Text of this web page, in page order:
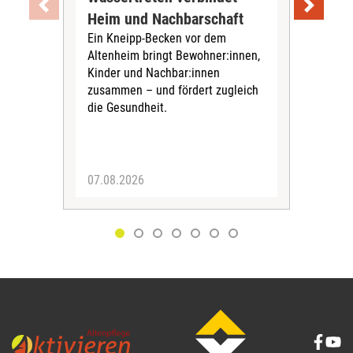
Heim und Nachbarschaft
Ein Kneipp-Becken vor dem
Altenheim bringt Bewohner:innen,
Kinder und Nachbar:innen
zusammen – und fördert zugleich
die Gesundheit.
07.08.2026